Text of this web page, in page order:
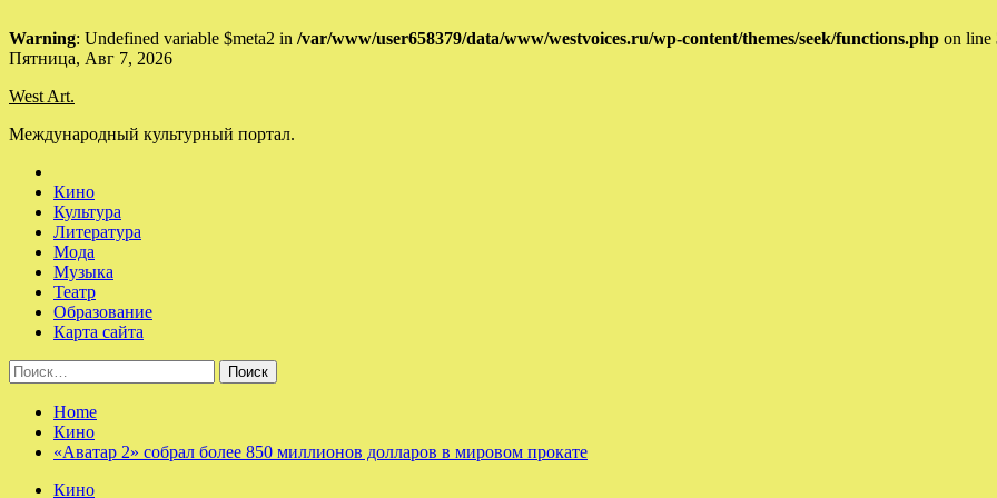
Warning: Undefined variable $meta2 in /var/www/user658379/data/www/westvoices.ru/wp-content/themes/seek/functions.php on line
Skip
content
Пятница, Авг 7, 2026
West Art.
Международный культурный портал.
Кино
Культура
Литература
Мода
Музыка
Театр
Образование
Карта сайта
Найти:
Home
Кино
«Аватар 2» собрал более 850 миллионов долларов в мировом прокате
Кино